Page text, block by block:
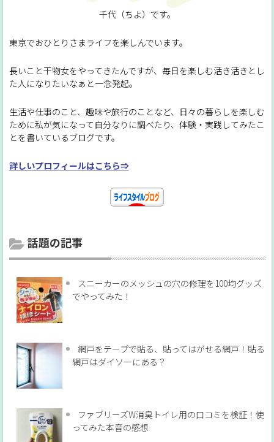
千代（ちよ）です。
東京でおひとりさまライフを楽しんでいます。
長いこと干物女をやってきたんですが、毎日を楽しむ活き活きとし
た人になりたいなぁと一念発起。
生活や仕事のこと、趣味や旅行のことなど、日々の暮らしを楽しむ
ために私が気になって自分なりに調べたり、体験・実践してみたこ
とを書いているブログです。
詳しいプロフィールはこちら⇒
話題の記事
スニーカーのメッシュの穴の修理を100均グッズ
でやってみた！
網戸をテープで貼る、貼ってはがせる網戸！貼る
網戸はダイソーにある？
ファブリーズW消臭トイレ用の口コミを検証！使
ってみた本音の感想